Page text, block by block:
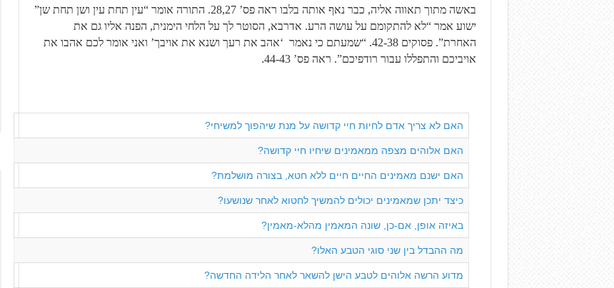
באשה מתוך תאווה אליה, כבר נאף אותה בלבו ראה פס’ 28,27. התורה אומר “עין תחת עין ושן תחת שן”
ישוע אמר “לא להתקומם על עושה הרע. אדרבא, הסוטר לך על הלחי הימנית, הפנה אליו גם את
האחרת”. פסוקים 42-38. “שמעתם כי נאמר ‘אהב את רעך ושנא את אויבך’ ואני אומר לכם אהבו את
אויביכם והתפללו עבור רודפיכם”. ראה פס’ 44-43
.
האם לא צריך אדם לחיות חיי קדושה על מנת שיהפוך למשיחי?
האם אלוהים מצפה ממאמינים שיחיו חיי קדושה?
האם ישנם מאמינים החיים חיים ללא חטא, בצורה מושלמת?
כיצד יתכן שמאמינים יכולים להמשיך לחטוא לאחר שנושעו?
באיזה אופן, אם-כן, שונה המאמין מהלא-מאמין?
מה ההבדל בין שני סוגי הטבע האלו?
מדוע הרשה אלוהים לטבע הישן להשאר לאחר הלידה החדשה?